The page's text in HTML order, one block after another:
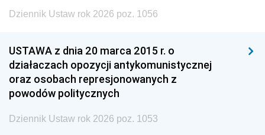
Dziennik Ustaw rok 2026 poz. 1056
USTAWA z dnia 20 marca 2015 r. o
działaczach opozycji antykomunistycznej
oraz osobach represjonowanych z
powodów politycznych
Dziennik Ustaw rok 2026 poz. 1053